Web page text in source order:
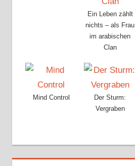
Ein Leben zählt
nichts – als Frau
im arabischen
Clan
Mind Control
Der Sturm:
Vergraben